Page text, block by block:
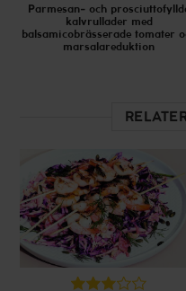
Parmesan- och
kalvrullader med
balsamicobrässerade tomater
marsalareduktion